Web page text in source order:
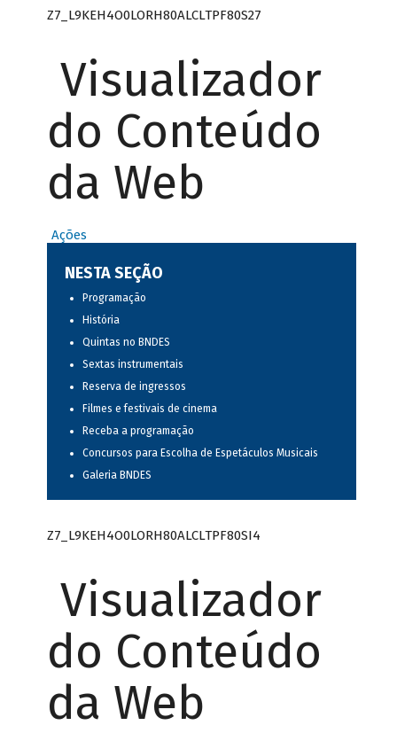
Z7_L9KEH4O0LORH80ALCLTPF80S27
Visualizador
do Conteúdo
da Web
Ações
NESTA SEÇÃO
Programação
História
Quintas no BNDES
Sextas instrumentais
Reserva de ingressos
Filmes e festivais de cinema
Receba a programação
Concursos para Escolha de Espetáculos Musicais
Galeria BNDES
Z7_L9KEH4O0LORH80ALCLTPF80SI4
Visualizador
do Conteúdo
da Web